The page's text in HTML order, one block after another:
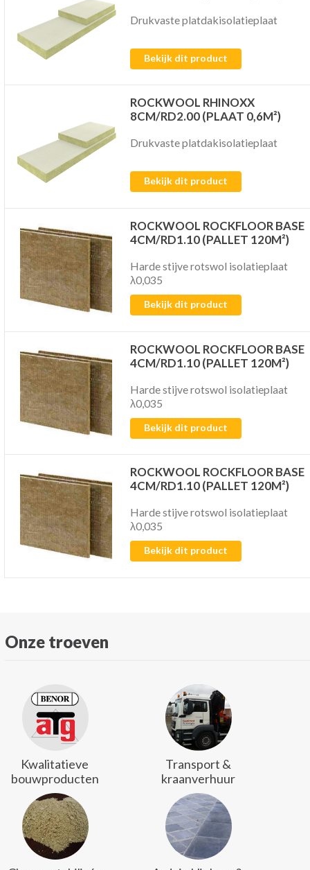
Drukvaste platdakisolatieplaat
Bekijk dit product
ROCKWOOL RHINOXX
8CM/RD2.00 (PLAAT 0,6M²)
Drukvaste platdakisolatieplaat
Bekijk dit product
ROCKWOOL ROCKFLOOR BASE
4CM/RD1.10 (PALLET 120M²)
Harde stijve rotswol isolatieplaat
λ0,035
Bekijk dit product
ROCKWOOL ROCKFLOOR BASE
4CM/RD1.10 (PALLET 120M²)
Harde stijve rotswol isolatieplaat
λ0,035
Bekijk dit product
ROCKWOOL ROCKFLOOR BASE
4CM/RD1.10 (PALLET 120M²)
Harde stijve rotswol isolatieplaat
λ0,035
Bekijk dit product
Onze troeven
Kwalitatieve
bouwproducten
Transport &
kraanverhuur